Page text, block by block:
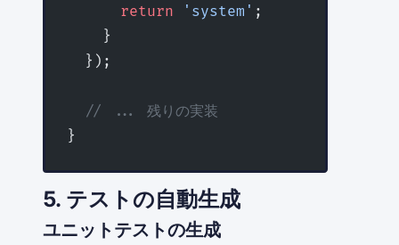
      return
'system' ;
    }
  });
  // ... 残りの実装
}
5. テストの自動生成
ユニットテストの生成